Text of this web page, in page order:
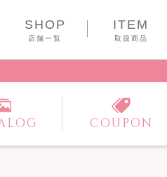
COUPON
SHOP
店舗一覧
ITEM
取扱商品
COUPON